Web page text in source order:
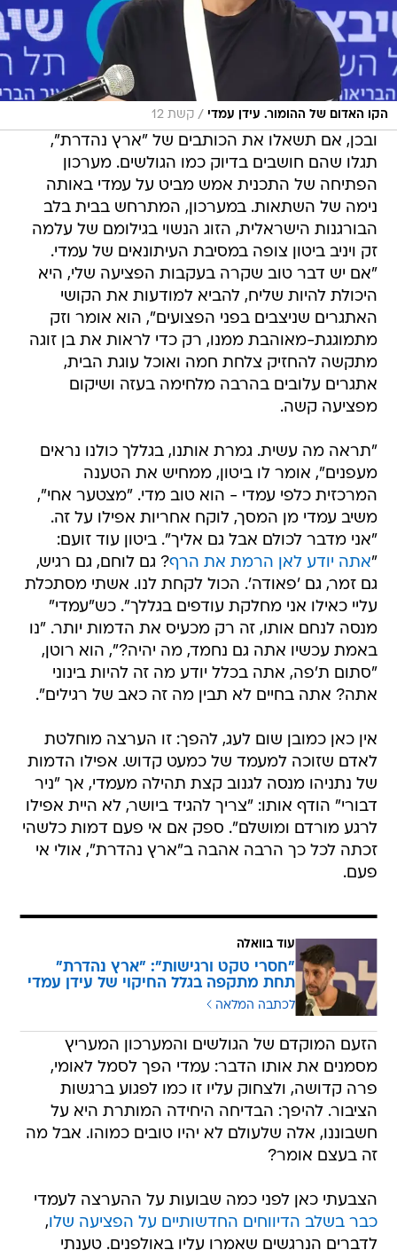
הקו האדום של ההומור. עידן עמדי / קשת 12
ובכן, אם תשאלו את הכותבים של "ארץ נהדרת",
תגלו שהם חושבים בדיוק כמו הגולשים. מערכון
הפתיחה של התכנית אמש מביט על עמדי באותה
נימה של השתאות. במערכון, המתרחש בבית בלב
הבורגנות הישראלית, הזוג הנשוי בגילומם של עלמה
זק ויניב ביטון צופה במסיבת העיתונאים של עמדי.
"אם יש דבר טוב שקרה בעקבות הפציעה שלי, היא
היכולת להיות שליח, להביא למודעות את הקושי
האתגרים שניצבים בפני הפצועים", הוא אומר וזק
מתמוגגת-מאוהבת ממנו, רק כדי לראות את בן זוגה
מתקשה להחזיק צלחת חמה ואוכל עוגת הבית,
אתגרים עלובים בהרבה מלחימה בעזה ושיקום
מפציעה קשה.
"תראה מה עשית. גמרת אותנו, בגללך כולנו נראים
מעפנים", אומר לו ביטון, ממחיש את הטענה
המרכזית כלפי עמדי - הוא טוב מדי. "מצטער אחי",
משיב עמדי מן המסך, לוקח אחריות אפילו על זה.
"אני מדבר לכולם אבל גם אליך". ביטון עוד זועם:
"אתה יודע לאן הרמת את הרף? גם לוחם, גם רגיש,
גם זמר, גם 'פאודה'. הכול לקחת לנו. אשתי מסתכלת
עליי כאילו אני מחלקת עודפים בגללך". כש"עמדי"
מנסה לנחם אותו, זה רק מכעיס את הדמות יותר. "נו
באמת עכשיו אתה גם נחמד, מה יהיה?", הוא רוטן,
"סתום ת'פה, אתה בכלל יודע מה זה להיות בינוני
אתה? אתה בחיים לא תבין מה זה כאב של רגילים".
אין כאן כמובן שום לעג, להפך: זו הערצה מוחלטת
לאדם שזוכה למעמד של כמעט קדוש. אפילו הדמות
של נתניהו מנסה לגנוב קצת תהילה מעמדי, אך "ניר
דבורי" הודף אותו: "צריך להגיד ביושר, לא היית אפילו
לרגע מורדם ומושלם". ספק אם אי פעם דמות כלשהי
זכתה לכל כך הרבה אהבה ב"ארץ נהדרת", אולי אי
פעם.
עוד בוואלה
"חסרי טקט ורגישות": "ארץ נהדרת"
תחת מתקפה בגלל החיקוי של עידן עמדי
לכתבה המלאה
הזעם המוקדם של הגולשים והמערכון המעריץ
מסמנים את אותו הדבר: עמדי הפך לסמל לאומי,
פרה קדושה, ולצחוק עליו זו כמו לפגוע ברגשות
הציבור. להיפך: הבדיחה היחידה המותרת היא על
חשבוננו, אלה שלעולם לא יהיו טובים כמוהו. אבל מה
זה בעצם אומר?
הצבעתי כאן לפני כמה שבועות על ההערצה לעמדי
כבר בשלב הדיווחים החדשותיים על הפציעה שלו,
לדברים הנרגשים שאמרו עליו באולפנים. טענתי